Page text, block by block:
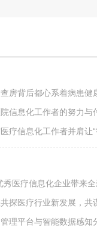
房背后都心系着病患
信息化工作者的努力
信息化工作者并肩让
医疗信息化企业带来
医疗行业新发展，共
理平台与智能数据感